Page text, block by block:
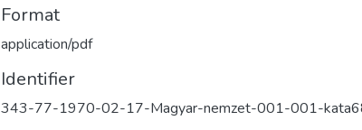
Format
application/pdf
Identifier
343-77-1970-02-17-Magyar-nemzet-001-001-